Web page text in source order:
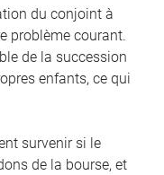
du conjoint à
problème courant.
de la succession
enfants, ce qui
survenir si le
de la bourse, et